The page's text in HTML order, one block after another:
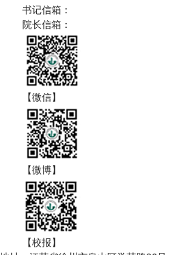
书记信箱：
院长信箱：
【微信】
【微博】
【校报】